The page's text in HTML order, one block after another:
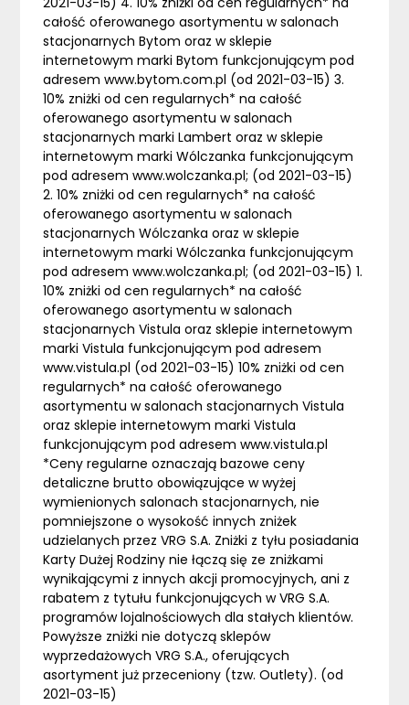
całość oferowanego asortymentu w salonach
stacjonarnych Bytom oraz w sklepie
internetowym marki Bytom funkcjonującym pod
adresem www.bytom.com.pl (od 2021-03-15) 3.
10% zniżki od cen regularnych* na całość
oferowanego asortymentu w salonach
stacjonarnych marki Lambert oraz w sklepie
internetowym marki Wólczanka funkcjonującym
pod adresem www.wolczanka.pl; (od 2021-03-15)
2. 10% zniżki od cen regularnych* na całość
oferowanego asortymentu w salonach
stacjonarnych Wólczanka oraz w sklepie
internetowym marki Wólczanka funkcjonującym
pod adresem www.wolczanka.pl; (od 2021-03-15) 1.
10% zniżki od cen regularnych* na całość
oferowanego asortymentu w salonach
stacjonarnych Vistula oraz sklepie internetowym
marki Vistula funkcjonującym pod adresem
www.vistula.pl (od 2021-03-15) 10% zniżki od cen
regularnych* na całość oferowanego
asortymentu w salonach stacjonarnych Vistula
oraz sklepie internetowym marki Vistula
funkcjonującym pod adresem www.vistula.pl
*Ceny regularne oznaczają bazowe ceny
detaliczne brutto obowiązujące w wyżej
wymienionych salonach stacjonarnych, nie
pomniejszone o wysokość innych zniżek
udzielanych przez VRG S.A. Zniżki z tyłu posiadania
Karty Dużej Rodziny nie łączą się ze zniżkami
wynikającymi z innych akcji promocyjnych, ani z
rabatem z tytułu funkcjonujących w VRG S.A.
programów lojalnościowych dla stałych klientów.
Powyższe zniżki nie dotyczą sklepów
wyprzedażowych VRG S.A., oferujących
asortyment już przeceniony (tzw. Outlety). (od
2021-03-15)